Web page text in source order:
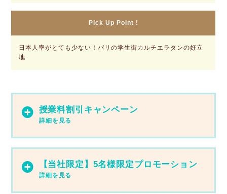
Pick Up Point !
日本人率がとても少ない！パリの学生街カルチエラタンの好立
地
授業料割引キャンペーン
【当社限定】5名様限定プロモーション